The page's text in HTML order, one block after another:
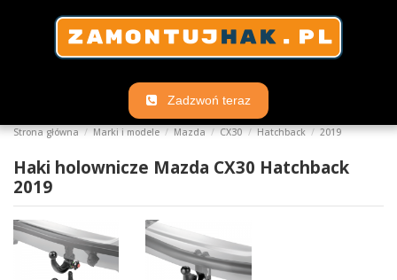
Zadzwoń teraz
Strona główna Marki i modele Mazda CX30 Hatchback 2019
Haki holownicze Mazda CX30 Hatchback
2019